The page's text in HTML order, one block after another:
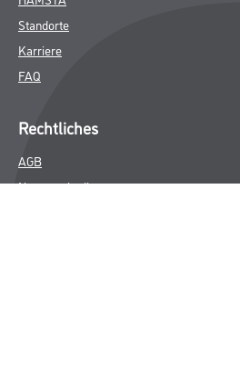
Standorte
Karriere
FAQ
Rechtliches
AGB
Nutzungsbedingungen